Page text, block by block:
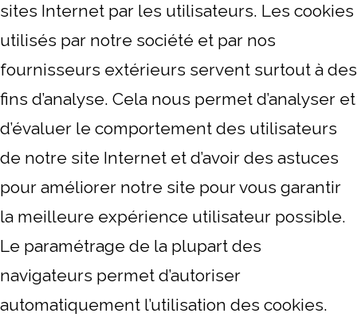
sites Internet par les utilisateurs. Les cookies
utilisés par notre société et par nos
fournisseurs extérieurs servent surtout à des
fins d’analyse. Cela nous permet d’analyser et
d’évaluer le comportement des utilisateurs
de notre site Internet et d’avoir des astuces
pour améliorer notre site pour vous garantir
la meilleure expérience utilisateur possible.
Le paramétrage de la plupart des
navigateurs permet d’autoriser
automatiquement l’utilisation des cookies.